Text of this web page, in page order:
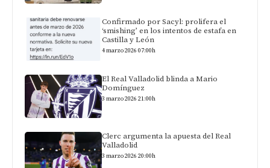
Confirmado por Sacyl: prolifera el
‘smishing’ en los intentos de estafa en
Castilla y León
4 marzo 2026 07:00h
El Real Valladolid blinda a Mario
Domínguez
3 marzo 2026 21:00h
Clerc argumenta la apuesta del Real
Valladolid
3 marzo 2026 20:00h